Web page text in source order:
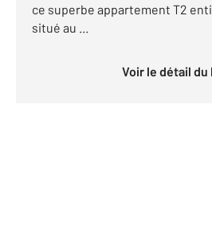
ce superbe appartement T2
situé au ...
Voir le détail